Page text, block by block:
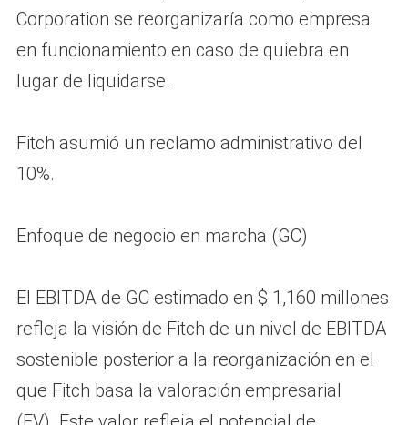
Corporation se reorganizaría como empresa
en funcionamiento en caso de quiebra en
lugar de liquidarse.
Fitch asumió un reclamo administrativo del
10%.
Enfoque de negocio en marcha (GC)
El EBITDA de GC estimado en $ 1,160 millones
refleja la visión de Fitch de un nivel de EBITDA
sostenible posterior a la reorganización en el
que Fitch basa la valoración empresarial